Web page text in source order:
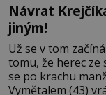
Návrat
jiným!
Už se v tom
tomu, že herec ze
se po krachu
Vymětalem (43)